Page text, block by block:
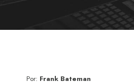
Por: Frank Bateman